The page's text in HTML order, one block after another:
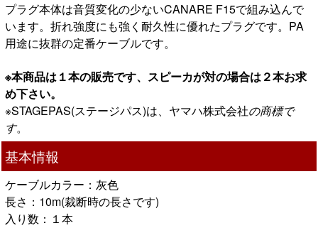
プラグ本体は音質変化の少ないCANARE F15で組み込んで
います。折れ強度にも強く耐久性に優れたプラグです。PA
用途に抜群の定番ケーブルです。
※本商品は１本の販売です、スピーカが対の場合は２本お求
め下さい。
※STAGEPAS(ステージパス)は、ヤマハ株式会社の商標で
す。
基本情報
ケーブルカラー：灰色
長さ：10m(裁断時の長さです)
入り数：１本